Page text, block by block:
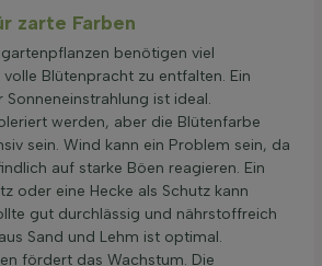
zarte Farben
benötigen viel
Blütenpracht zu entfalten. Ein
ist ideal.
werden, aber die Blütenfarbe
sein. Wind kann ein Problem sein, da
auf starke Böen reagieren. Ein
oder eine Hecke als Schutz kann
gut durchlässig und nährstoffreich
Sand und Lehm ist optimal.
fördert das Wachstum. Die